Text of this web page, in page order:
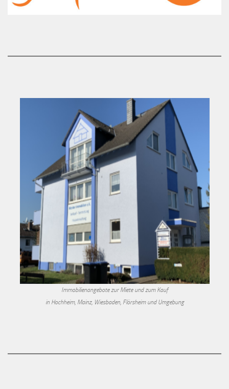
Immobilienangebote zur Miete und zum Kauf
in Hochheim, Mainz, Wiesbaden, Flörsheim und Umgebung